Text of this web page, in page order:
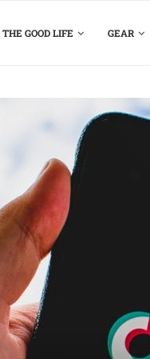
THE GOOD LIFE GEAR